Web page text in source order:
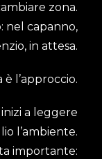
zona.
nel capanno,
in attesa.
l’approccio.
a leggere
l’ambiente.
importante: